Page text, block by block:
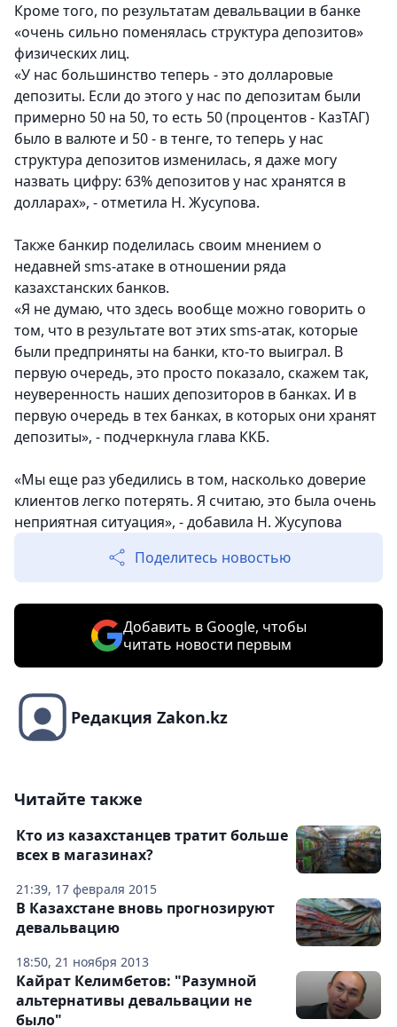
Кроме того, по результатам девальвации в банке
«очень сильно поменялась структура депозитов»
физических лиц.
«У нас большинство теперь - это долларовые
депозиты. Если до этого у нас по депозитам были
примерно 50 на 50, то есть 50 (процентов - КазТАГ)
было в валюте и 50 - в тенге, то теперь у нас
структура депозитов изменилась, я даже могу
назвать цифру: 63% депозитов у нас хранятся в
долларах», - отметила Н. Жусупова.
Также банкир поделилась своим мнением о
недавней sms-атаке в отношении ряда
казахстанских банков.
«Я не думаю, что здесь вообще можно говорить о
том, что в результате вот этих sms-атак, которые
были предприняты на банки, кто-то выиграл. В
первую очередь, это просто показало, скажем так,
неуверенность наших депозиторов в банках. И в
первую очередь в тех банках, в которых они хранят
депозиты», - подчеркнула глава ККБ.
«Мы еще раз убедились в том, насколько доверие
клиентов легко потерять. Я считаю, это была очень
неприятная ситуация», - добавила Н. Жусупова
Поделитесь новостью
Добавить в Google, чтобы
читать новости первым
Редакция Zakon.kz
Читайте также
21:39, 17 февраля 2015
Кто из казахстанцев тратит больше
всех в магазинах?
18:50, 21 ноября 2013
В Казахстане вновь прогнозируют
девальвацию
Кайрат Келимбетов: "Разумной
альтернативы девальвации не
было"